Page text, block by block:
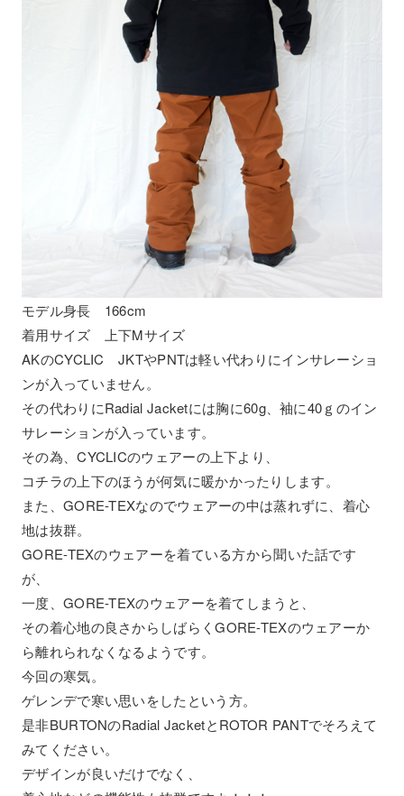
モデル身長 166cm
着用サイズ 上下Mサイズ
AKのCYCLIC JKTやPNTは軽い代わりにインサレーショ
ンが入っていません。
その代わりにRadial Jacketには胸に60g、袖に40ｇのイン
サレーションが入っています。
その為、CYCLICのウェアーの上下より、
コチラの上下のほうが何気に暖かかったりします。
また、GORE-TEXなのでウェアーの中は蒸れずに、着心
地は抜群。
GORE-TEXのウェアーを着ている方から聞いた話です
が、
一度、GORE-TEXのウェアーを着てしまうと、
その着心地の良さからしばらくGORE-TEXのウェアーか
ら離れられなくなるようです。
今回の寒気。
ゲレンデで寒い思いをしたという方。
是非BURTONのRadial JacketとROTOR PANTでそろえて
みてください。
デザインが良いだけでなく、